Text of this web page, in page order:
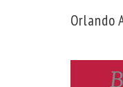
Orlando